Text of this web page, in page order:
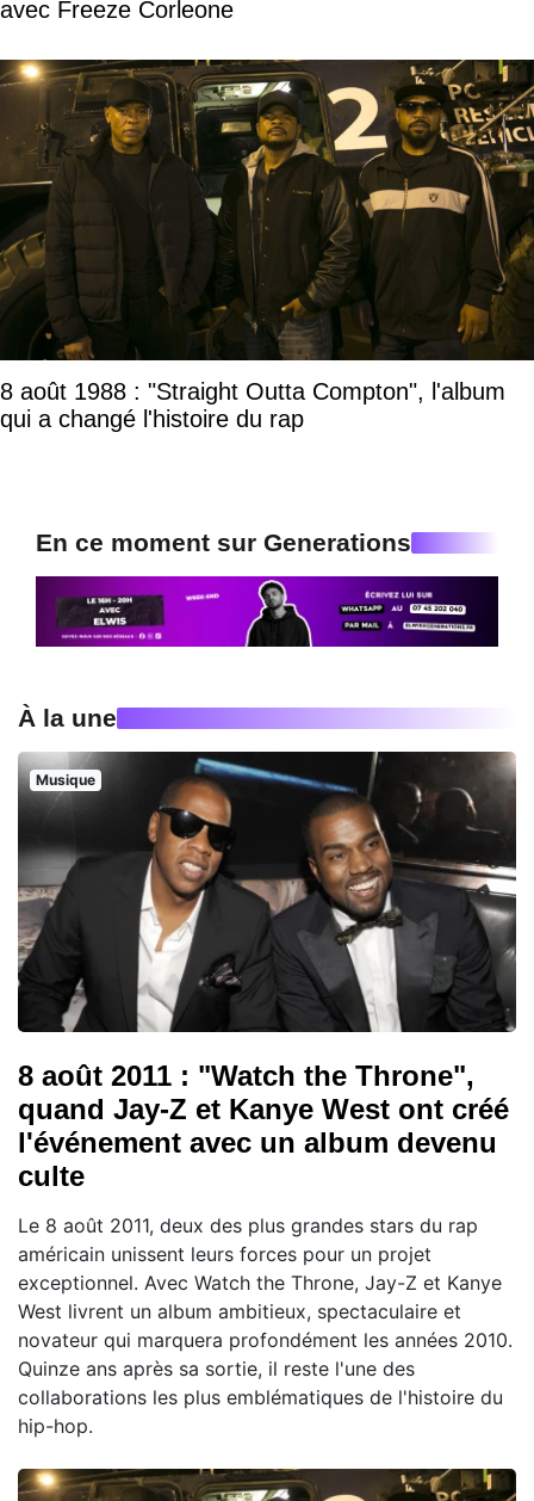
avec Freeze Corleone
8 août 1988 : "Straight Outta Compton", l'album
qui a changé l'histoire du rap
En ce moment sur Generations
À la une
Musique
8 août 2011 : "Watch the Throne",
quand Jay-Z et Kanye West ont créé
l'événement avec un album devenu
culte
Le 8 août 2011, deux des plus grandes stars du rap
américain unissent leurs forces pour un projet
exceptionnel. Avec Watch the Throne, Jay-Z et Kanye
West livrent un album ambitieux, spectaculaire et
novateur qui marquera profondément les années 2010.
Quinze ans après sa sortie, il reste l'une des
collaborations les plus emblématiques de l'histoire du
hip-hop.